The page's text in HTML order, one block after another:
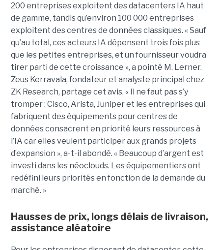
200 entreprises exploitent des datacenters IA haut
de gamme, tandis qu’environ 100 000 entreprises
exploitent des centres de données classiques. « Sauf
qu’au total, ces acteurs IA dépensent trois fois plus
que les petites entreprises, et un fournisseur voudra
tirer parti de cette croissance », a pointé M. Lerner.
Zeus Kerravala, fondateur et analyste principal chez
ZK Research, partage cet avis. « Il ne faut pas s’y
tromper : Cisco, Arista, Juniper et les entreprises qui
fabriquent des équipements pour centres de
données consacrent en priorité leurs ressources à
l’IA car elles veulent participer aux grands projets
d’expansion », a-t-il abondé. « Beaucoup d’argent est
investi dans les néoclouds. Les équipementiers ont
redéfini leurs priorités en fonction de la demande du
marché. »
Hausses de prix, longs délais de livraison,
assistance aléatoire